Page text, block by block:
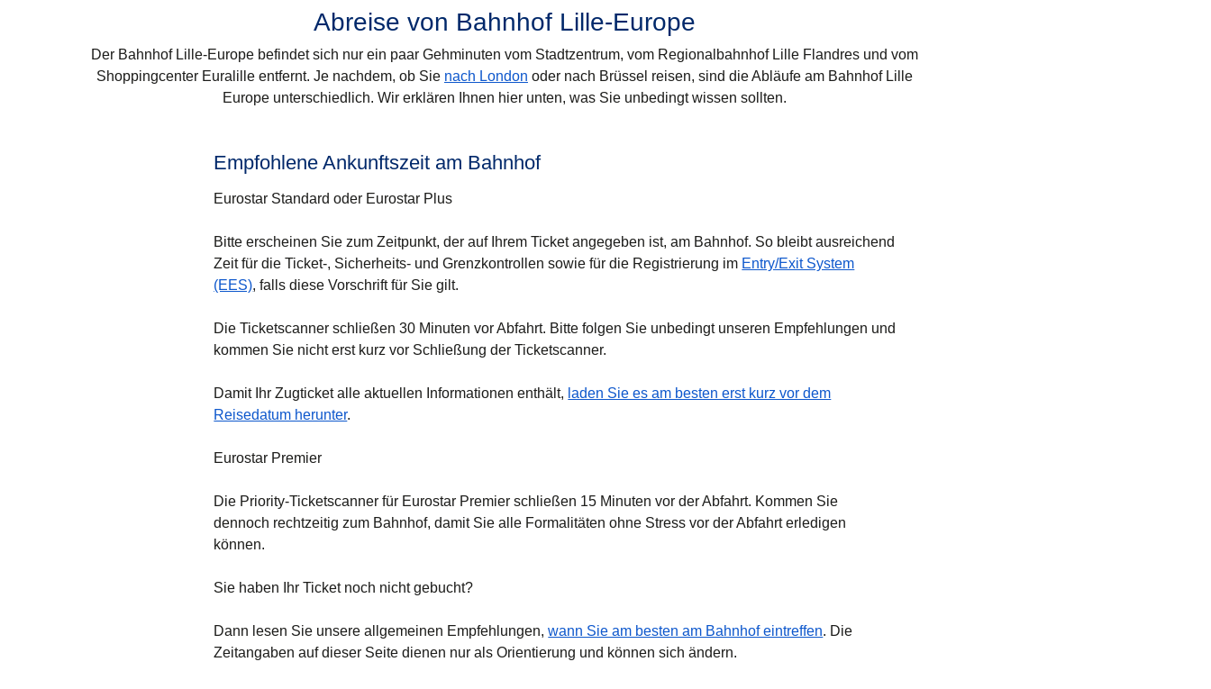
Abreise von Bahnhof Lille-Europe
Der Bahnhof Lille-Europe befindet sich nur ein paar Gehminuten vom Stadtzentrum, vom Regionalbahnhof Lille Flandres und vom
Shoppingcenter Euralille entfernt. Je nachdem, ob Sie nach London oder nach Brüssel reisen, sind die Abläufe am Bahnhof Lille
Europe unterschiedlich. Wir erklären Ihnen hier unten, was Sie unbedingt wissen sollten.
Empfohlene Ankunftszeit am Bahnhof
Eurostar Standard oder Eurostar Plus
Bitte erscheinen Sie zum Zeitpunkt, der auf Ihrem Ticket angegeben ist, am Bahnhof. So bleibt ausreichend
Zeit für die Ticket-, Sicherheits- und Grenzkontrollen sowie für die Registrierung im Entry/Exit System
(EES), falls diese Vorschrift für Sie gilt.
Die Ticketscanner schließen 30 Minuten vor Abfahrt. Bitte folgen Sie unbedingt unseren Empfehlungen und
kommen Sie nicht erst kurz vor Schließung der Ticketscanner.
Damit Ihr Zugticket alle aktuellen Informationen enthält, laden Sie es am besten erst kurz vor dem
Reisedatum herunter.
Eurostar Premier
Die Priority-Ticketscanner für Eurostar Premier schließen 15 Minuten vor der Abfahrt. Kommen Sie
dennoch rechtzeitig zum Bahnhof, damit Sie alle Formalitäten ohne Stress vor der Abfahrt erledigen
können.
Sie haben Ihr Ticket noch nicht gebucht?
Dann lesen Sie unsere allgemeinen Empfehlungen,wann Sie am besten am Bahnhof eintreffen. Die
Zeitangaben auf dieser Seite dienen nur als Orientierung und können sich ändern.